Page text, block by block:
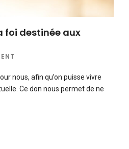
foi destinée aux
nous, afin qu’on puisse vivre
Ce don nous permet de ne